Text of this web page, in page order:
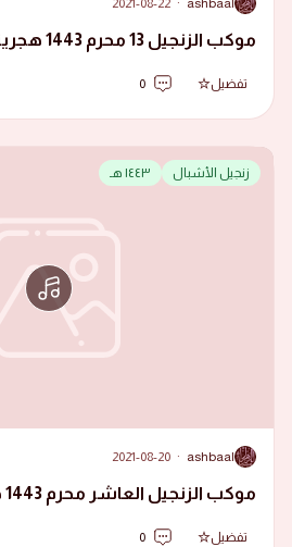
A
ashbaal
·
2021-08-22
موكب الزنجيل 13 محرم 1443 هجرية
تفضيل 0
زنجيل الأشبال ١٤٤٣ هـ
A
ashbaal
·
2021-08-20
موكب الزنجيل العاشر محرم 1443 هجرية
تفضيل 0